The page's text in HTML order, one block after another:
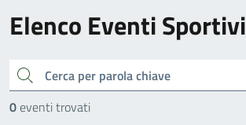
Elenco Eventi Sportivi
cerca
0eventi trovati